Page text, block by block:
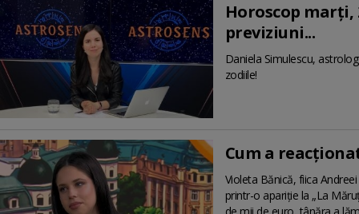
Horoscop marți,
previziuni...
Daniela Simulescu,
zodiile!
Cum a
Violeta Bănică, fiica
printr-o apariție la „La